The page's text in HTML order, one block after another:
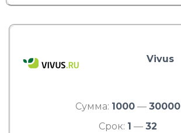
Vivus
Сумма: 1000 — 30000
Срок: 1 — 32